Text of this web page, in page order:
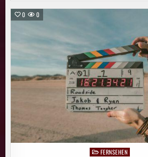
WO
RTL!
MIT
DEM
FEIERT
HEIDI
KLUM
AM
17.
IHRE
GROSSE P
REMIERE
EI R
TL U
ND A
UF R
TL+
0 0
PostedFERNSEHEN